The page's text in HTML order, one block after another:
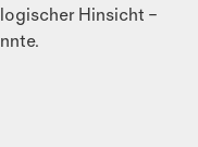
Hinsicht –